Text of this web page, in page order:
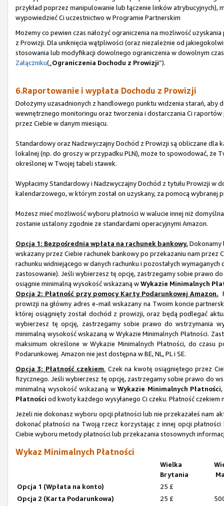
przykład poprzez manipulowanie lub łączenie linków
wypowiedzieć Ci uczestnictwo w Programie Partnerskim
Możemy co pewien czas nałożyć ograniczenia na możliwość
z Prowizji. Dla uniknięcia wątpliwości (oraz niezależnie od
stosowania lub modyfikacji dowolnego ograniczenia w dowolnym
Załączniku(„ Ograniczenia Dochodu z Prowizji”).
6.Raportowanie i wypłata Dochodu z Prowizji
Dołożymy uzasadnionych z handlowego punktu widzenia starań,
wewnętrznego monitoringu oraz tworzenia i dostarczania Ci
przez Ciebie w danym miesiącu.
Standardowy oraz Nadzwyczajny Dochód z Prowizji są obliczane
lokalnej (np. do groszy w przypadku PLN), może to spowodować, że
określonej w Twojej tabeli stawek.
Wypłacimy Standardowy i Nadzwyczajny Dochód z tytułu Prowizji w
kalendarzowego, w którym został on uzyskany, za pomocą wybranej
Możesz mieć możliwość wyboru płatności w walucie innej niż
zostanie ustalony zgodnie ze standardami operacyjnymi Amazon.
Opcja 1: Bezpośrednia wpłata na rachunek bankowy. Dokonamy
wskazany przez Ciebie rachunek bankowy po przekazaniu nam przez
rachunku widniejącego w danych rachunku i pozostałych
zastosowanie). Jeśli wybierzesz tę opcję, zastrzegamy sobie prawo
osiągnie minimalną wysokość wskazaną wWykazie Minimalnych
Opcja 2: Płatność przy pomocy Karty Podarunkowej Amazon.
prowizji na główny adres e-mail wskazany na Twoim koncie
której osiągnięty został dochód z prowizji, oraz będą podlegać
wybierzesz tę opcję, zastrzegamy sobie prawo do wstrzymania
minimalną wysokość wskazaną w Wykazie Minimalnych Płatności.
maksimum określone w Wykazie Minimalnych Płatności, do
Podarunkowej. Amazon nie jest dostępna w BE, NL, PL i SE.
Opcja 3: Płatność czekiem. Czek na kwotę osiągniętego przez
fizycznego. Jeśli wybierzesz tę opcję, zastrzegamy sobie prawo do
minimalną wysokość wskazaną wWykazie Minimalnych Płatności
Płatności od kwoty każdego wysyłanego Ci czeku. Płatność czekiem
Jeżeli nie dokonasz wyboru opcji płatności lub nie przekazałeś nam
dokonać płatności na Twoją rzecz korzystając z innej opcji
Ciebie wyboru metody płatności lub przekazania stosownych
Wykaz Minimalnych Płatności
Wielka
Brytania
Opcja 1 (Wpłata na konto)
25 £
Opcja 2 (Karta Podarunkowa)
25 £